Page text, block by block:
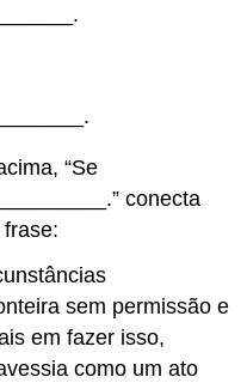
“Se
conecta
sem permissão e
em fazer isso,
como um ato